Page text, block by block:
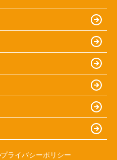
プライバシーポリシー